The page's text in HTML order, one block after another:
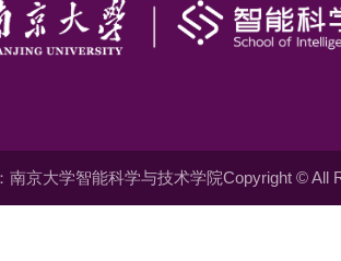
南京大学智能科学与技术学院Copyright © All